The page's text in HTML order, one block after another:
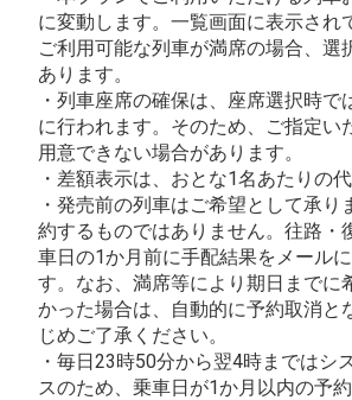
列車をさらに見る
に変動します。一覧画面に表示され
ご利用可能な列車が満席の場合、選
あります。
・列車座席の確保は、座席選択時で
に行われます。そのため、ご指定い
用意できない場合があります。
・差額表示は、おとな1名あたりの代
・発売前の列車はご希望として承り
約するものではありません。往路・
車日の1か月前に手配結果をメール
す。なお、満席等により期日までに
かった場合は、自動的に予約取消と
じめご了承ください。
・毎日23時50分から翌4時まではシ
スのため、乗車日が1か月以内の予約